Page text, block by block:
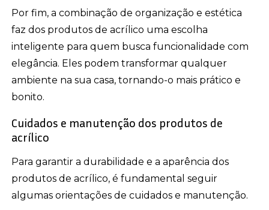
Por fim, a combinação de organização e estética
faz dos produtos de acrílico uma escolha
inteligente para quem busca funcionalidade com
elegância. Eles podem transformar qualquer
ambiente na sua casa, tornando-o mais prático e
bonito.
Cuidados e manutenção dos produtos de
acrílico
Para garantir a durabilidade e a aparência dos
produtos de acrílico, é fundamental seguir
algumas orientações de cuidados e manutenção.